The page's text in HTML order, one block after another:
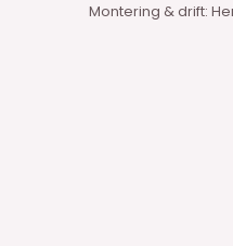
Montering & drift: